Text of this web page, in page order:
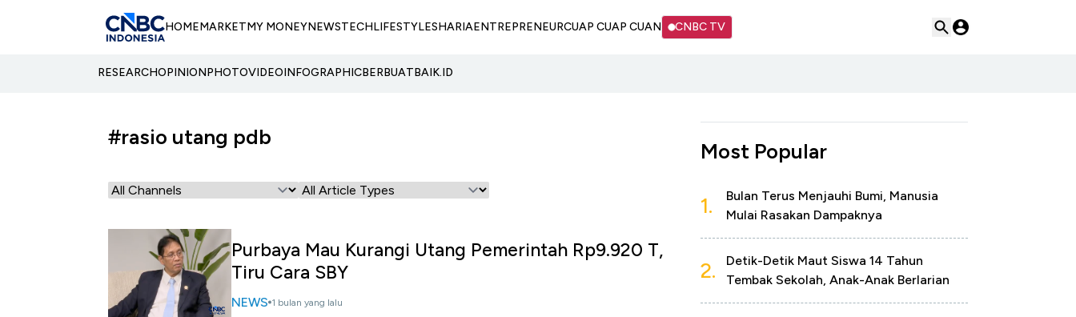
HOMEMARKETMY MONEYNEWSTECHLIFESTYLESHARIAENTREPRENEURCUAP CUAP CUAN CNBC TV
RESEARCHOPINIONPHOTOVIDEOINFOGRAPHICBERBUATBAIK.ID
#rasio utang pdb
Purbaya Mau Kurangi Utang Pemerintah Rp9.920 T,
Tiru Cara SBY
NEWS 1 bulan yang lalu
Most Popular
1.
Bulan Terus Menjauhi Bumi, Manusia
Mulai Rasakan Dampaknya
2.
Detik-Detik Maut Siswa 14 Tahun
Tembak Sekolah, Anak-Anak Berlarian